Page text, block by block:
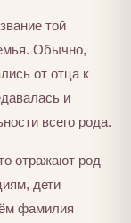
той
Обычно,
от отца к
и
всего рода.
отражают род
дети
фамилия